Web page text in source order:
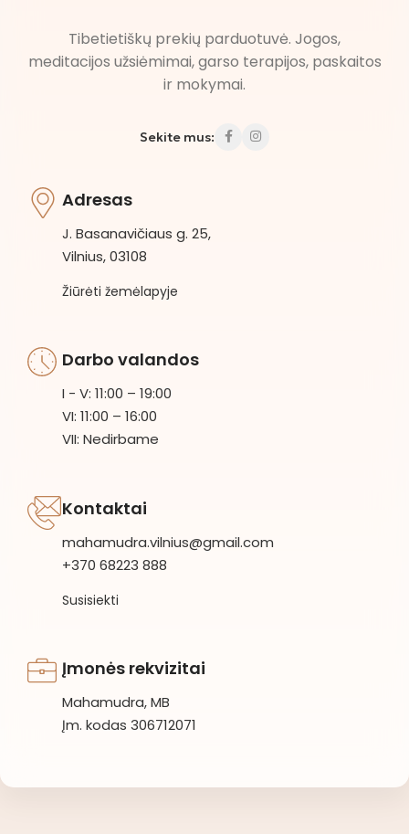
Tibetietiškų prekių parduotuvė. Jogos,
meditacijos užsiėmimai, garso terapijos, paskaitos
ir mokymai.
Sekite mus:
Adresas
J. Basanavičiaus g. 25,
Vilnius, 03108
Žiūrėti žemėlapyje
Darbo valandos
I - V: 11:00 – 19:00
VI: 11:00 – 16:00
VII: Nedirbame
Kontaktai
mahamudra.vilnius@gmail.com
+370 68223 888
Susisiekti
Įmonės rekvizitai
Mahamudra, MB
Įm. kodas 306712071